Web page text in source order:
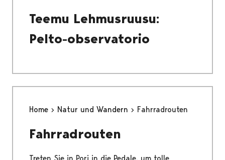
Teemu Lehmusruusu:
Pelto-observatorio
Home Natur und Wandern Fahrradrouten
Fahrradrouten